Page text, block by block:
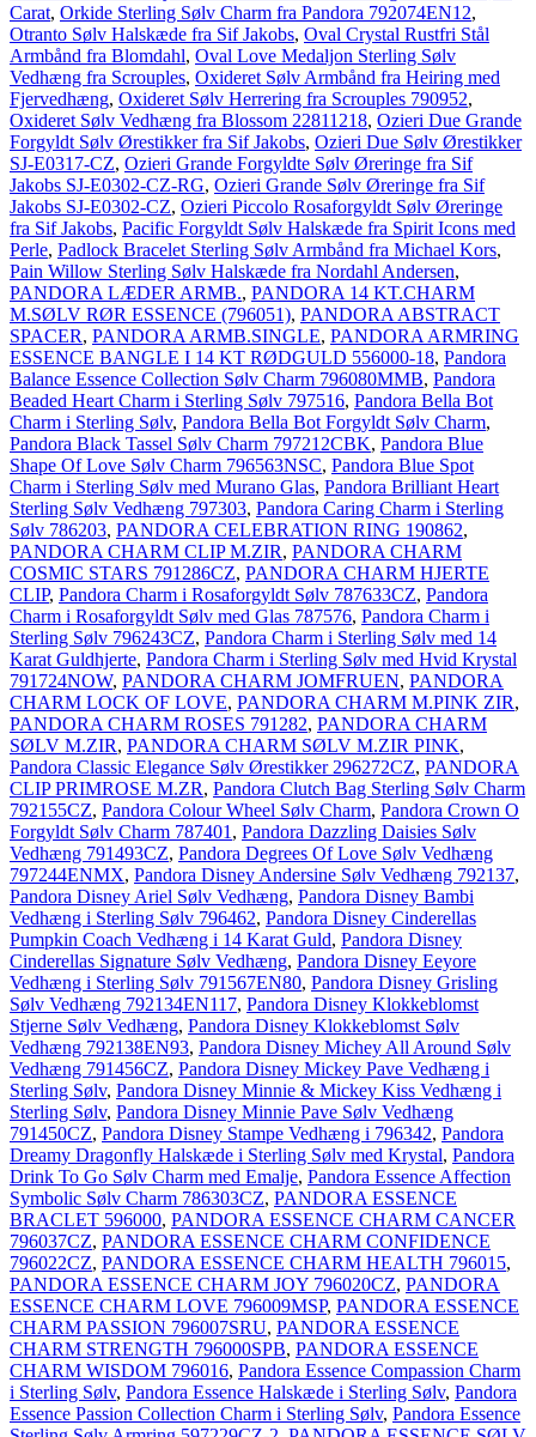
Carat, Orkide Sterling Sølv Charm fra Pandora 792074EN12,
Otranto Sølv Halskæde fra Sif Jakobs, Oval Crystal Rustfri Stål
Armbånd fra Blomdahl, Oval Love Medaljon Sterling Sølv
Vedhæng fra Scrouples, Oxideret Sølv Armbånd fra Heiring med
Fjervedhæng, Oxideret Sølv Herrering fra Scrouples 790952,
Oxideret Sølv Vedhæng fra Blossom 22811218, Ozieri Due Grande
Forgyldt Sølv Ørestikker fra Sif Jakobs, Ozieri Due Sølv Ørestikker
SJ-E0317-CZ, Ozieri Grande Forgyldte Sølv Øreringe fra Sif
Jakobs SJ-E0302-CZ-RG, Ozieri Grande Sølv Øreringe fra Sif
Jakobs SJ-E0302-CZ, Ozieri Piccolo Rosaforgyldt Sølv Øreringe
fra Sif Jakobs, Pacific Forgyldt Sølv Halskæde fra Spirit Icons med
Perle, Padlock Bracelet Sterling Sølv Armbånd fra Michael Kors,
Pain Willow Sterling Sølv Halskæde fra Nordahl Andersen,
PANDORA LÆDER ARMB., PANDORA 14 KT.CHARM
M.SØLV RØR ESSENCE (796051), PANDORA ABSTRACT
SPACER, PANDORA ARMB.SINGLE, PANDORA ARMRING
ESSENCE BANGLE I 14 KT RØDGULD 556000-18, Pandora
Balance Essence Collection Sølv Charm 796080MMB, Pandora
Beaded Heart Charm i Sterling Sølv 797516, Pandora Bella Bot
Charm i Sterling Sølv, Pandora Bella Bot Forgyldt Sølv Charm,
Pandora Black Tassel Sølv Charm 797212CBK, Pandora Blue
Shape Of Love Sølv Charm 796563NSC, Pandora Blue Spot
Charm i Sterling Sølv med Murano Glas, Pandora Brilliant Heart
Sterling Sølv Vedhæng 797303, Pandora Caring Charm i Sterling
Sølv 786203, PANDORA CELEBRATION RING 190862,
PANDORA CHARM CLIP M.ZIR, PANDORA CHARM
COSMIC STARS 791286CZ, PANDORA CHARM HJERTE
CLIP, Pandora Charm i Rosaforgyldt Sølv 787633CZ, Pandora
Charm i Rosaforgyldt Sølv med Glas 787576, Pandora Charm i
Sterling Sølv 796243CZ, Pandora Charm i Sterling Sølv med 14
Karat Guldhjerte, Pandora Charm i Sterling Sølv med Hvid Krystal
791724NOW, PANDORA CHARM JOMFRUEN, PANDORA
CHARM LOCK OF LOVE, PANDORA CHARM M.PINK ZIR,
PANDORA CHARM ROSES 791282, PANDORA CHARM
SØLV M.ZIR, PANDORA CHARM SØLV M.ZIR PINK,
Pandora Classic Elegance Sølv Ørestikker 296272CZ, PANDORA
CLIP PRIMROSE M.ZR, Pandora Clutch Bag Sterling Sølv Charm
792155CZ, Pandora Colour Wheel Sølv Charm, Pandora Crown O
Forgyldt Sølv Charm 787401 , Pandora Dazzling Daisies Sølv
Vedhæng 791493CZ, Pandora Degrees Of Love Sølv Vedhæng
797244ENMX, Pandora Disney Andersine Sølv Vedhæng 792137,
Pandora Disney Ariel Sølv Vedhæng, Pandora Disney Bambi
Vedhæng i Sterling Sølv 796462, Pandora Disney Cinderellas
Pumpkin Coach Vedhæng i 14 Karat Guld, Pandora Disney
Cinderellas Signature Sølv Vedhæng, Pandora Disney Eeyore
Vedhæng i Sterling Sølv 791567EN80, Pandora Disney Grisling
Sølv Vedhæng 792134EN117, Pandora Disney Klokkeblomst
Stjerne Sølv Vedhæng, Pandora Disney Klokkeblomst Sølv
Vedhæng 792138EN93, Pandora Disney Michey All Around Sølv
Vedhæng 791456CZ, Pandora Disney Mickey Pave Vedhæng i
Sterling Sølv, Pandora Disney Minnie & Mickey Kiss Vedhæng i
Sterling Sølv, Pandora Disney Minnie Pave Sølv Vedhæng
791450CZ, Pandora Disney Stampe Vedhæng i 796342, Pandora
Dreamy Dragonfly Halskæde i Sterling Sølv med Krystal, Pandora
Drink To Go Sølv Charm med Emalje, Pandora Essence Affection
Symbolic Sølv Charm 786303CZ, PANDORA ESSENCE
BRACLET 596000, PANDORA ESSENCE CHARM CANCER
796037CZ, PANDORA ESSENCE CHARM CONFIDENCE
796022CZ, PANDORA ESSENCE CHARM HEALTH 796015,
PANDORA ESSENCE CHARM JOY 796020CZ, PANDORA
ESSENCE CHARM LOVE 796009MSP, PANDORA ESSENCE
CHARM PASSION 796007SRU, PANDORA ESSENCE
CHARM STRENGTH 796000SPB, PANDORA ESSENCE
CHARM WISDOM 796016, Pandora Essence Compassion Charm
i Sterling Sølv, Pandora Essence Halskæde i Sterling Sølv, Pandora
Essence Passion Collection Charm i Sterling Sølv, Pandora Essence